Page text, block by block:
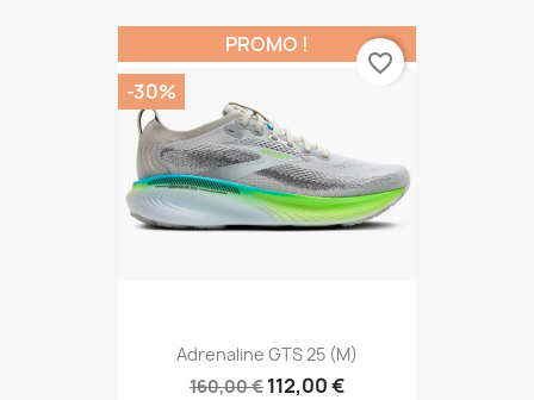
Adrenaline GTS 25 (M)
160,00 € 112,00 €
PROMO !
-30%
favorite_border